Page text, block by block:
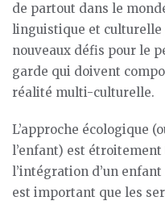
de partout dans le
linguistique et culturelle
nouveaux défis pour le
garde qui doivent
réalité multi-culturelle.
L’approche écologique
l’enfant) est
l’intégration d’un
est important que les